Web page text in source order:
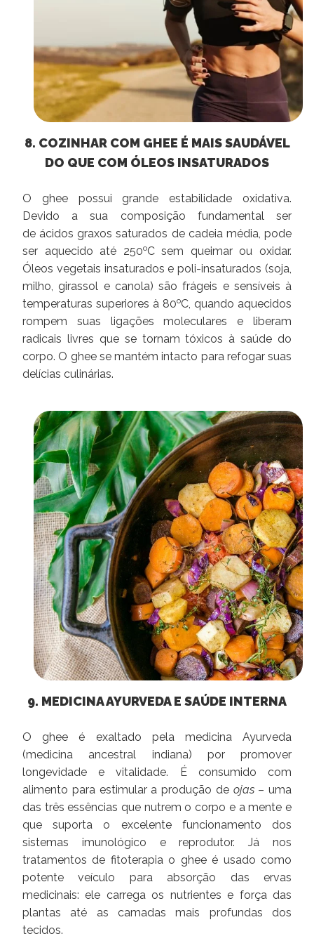
8. COZINHAR COM GHEE É MAIS SAUDÁVEL
DO QUE COM ÓLEOS INSATURADOS
O ghee possui grande estabilidade oxidativa.
Devido a sua composição fundamental ser
de ácidos graxos saturados de cadeia média, pode
ser aquecido até 250oC sem queimar ou oxidar.
Óleos vegetais insaturados e poli-insaturados (soja,
milho, girassol e canola) são frágeis e sensíveis à
temperaturas superiores à 80oC, quando aquecidos
rompem suas ligações moleculares e liberam
radicais livres que se tornam tóxicos à saúde do
corpo. O ghee se mantém intacto para refogar suas
delícias culinárias.
9. MEDICINA AYURVEDA E SAÚDE INTERNA
O ghee é exaltado pela medicina Ayurveda
(medicina ancestral indiana) por promover
longevidade e vitalidade. É consumido com
alimento para estimular a produção de ojas – uma
das três essências que nutrem o corpo e a mente e
que suporta o excelente funcionamento dos
sistemas imunológico e reprodutor. Já nos
tratamentos de fitoterapia o ghee é usado como
potente veículo para absorção das ervas
medicinais: ele carrega os nutrientes e força das
plantas até as camadas mais profundas dos
tecidos.